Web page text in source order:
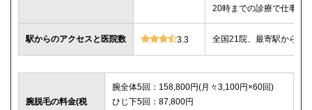
20時までの診療で仕事帰
駅からのアクセスと医院数 3.3 全国21院、最寄駅から徒
腕脱毛の料金(税
腕全体5回：158,800円(月々3,100円×60回)
ひじ下5回：87,800円